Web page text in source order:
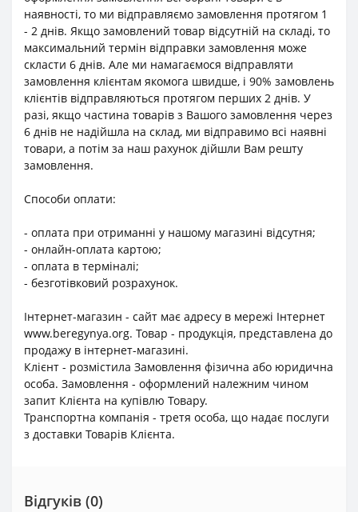
наявності, то ми відправляємо замовлення протягом 1
- 2 днів. Якщо замовлений товар відсутній на складі, то
максимальний термін відправки замовлення може
скласти 6 днів. Але ми намагаємося відправляти
замовлення клієнтам якомога швидше, і 90% замовлень
клієнтів відправляються протягом перших 2 днів. У
разі, якщо частина товарів з Вашого замовлення через
6 днів не надійшла на склад, ми відправимо всі наявні
товари, а потім за наш рахунок дійшли Вам решту
замовлення.
Способи оплати:
- оплата при отриманні у нашому магазині відсутня;
- онлайн-оплата картою;
- оплата в терміналі;
- безготівковий розрахунок.
Інтернет-магазин - сайт має адресу в мережі Інтернет
www.beregynya.org. Товар - продукція, представлена до
продажу в інтернет-магазині.
Клієнт - розмістила Замовлення фізична або юридична
особа. Замовлення - оформлений належним чином
запит Клієнта на купівлю Товару.
Транспортна компанія - третя особа, що надає послуги
з доставки Товарів Клієнта.
Відгуків (0)